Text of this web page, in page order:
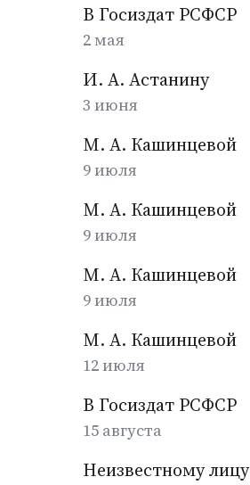
В Госиздат РСФСР
2 мая
И. А. Астанину
3 июня
М. А. Кашинцевой
9 июля
М. А. Кашинцевой
9 июля
М. А. Кашинцевой
9 июля
М. А. Кашинцевой
12 июля
В Госиздат РСФСР
15 августа
Неизвестному лицу